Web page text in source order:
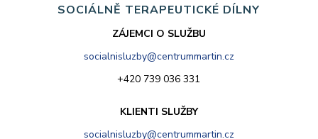
SOCIÁLNĚ TERAPEUTICKÉ DÍLNY
ZÁJEMCI O SLUŽBU
socialnisluzby@centrummartin.cz
+420 739 036 331
KLIENTI SLUŽBY
socialnisluzby@centrummartin.cz